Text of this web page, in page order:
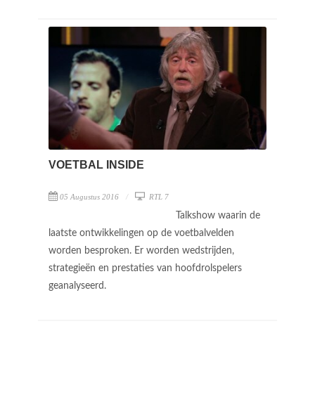
VOETBAL INSIDE
05 Augustus 2016 RTL 7
Talkshow waarin de
laatste ontwikkelingen op de voetbalvelden
worden besproken. Er worden wedstrijden,
strategieën en prestaties van hoofdrolspelers
geanalyseerd.